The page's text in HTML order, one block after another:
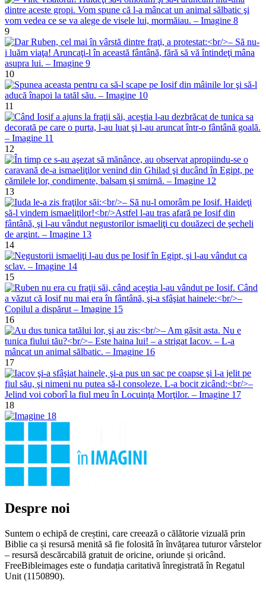
9
10
11
12
13
14
15
16
17
18
Despre noi
Suntem o echipă de creștini, care creează o călătorie vizuală prin
Biblie ca și resursă menită să fie folosită în învățarea tuturor vârstelor
– resursă descărcabilă gratuit de oricine, oriunde și oricând.
FreeBibleimages este o fundația caritativă înregistrată în Regatul
Unit (1150890).